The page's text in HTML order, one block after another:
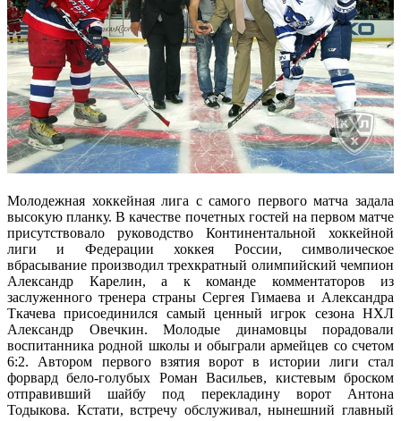
Молодежная хоккейная лига с самого первого матча задала
высокую планку. В качестве почетных гостей на первом матче
присутствовало руководство Континентальной хоккейной
лиги и Федерации хоккея России, символическое
вбрасывание производил трехкратный олимпийский чемпион
Александр Карелин, а к команде комментаторов из
заслуженного тренера страны Сергея Гимаева и Александра
Ткачева присоединился самый ценный игрок сезона НХЛ
Александр Овечкин. Молодые динамовцы порадовали
воспитанника родной школы и обыграли армейцев со счетом
6:2. Автором первого взятия ворот в истории лиги стал
форвард бело-голубых Роман Васильев, кистевым броском
отправивший шайбу под перекладину ворот Антона
Тодыкова. Кстати, встречу обслуживал, нынешний главный